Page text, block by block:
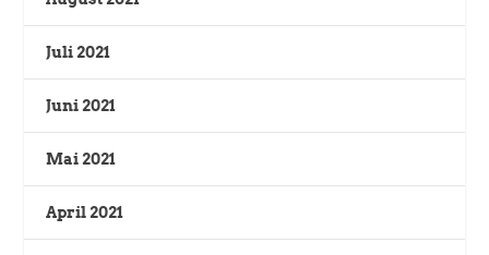
Juli 2021
Juni 2021
Mai 2021
April 2021